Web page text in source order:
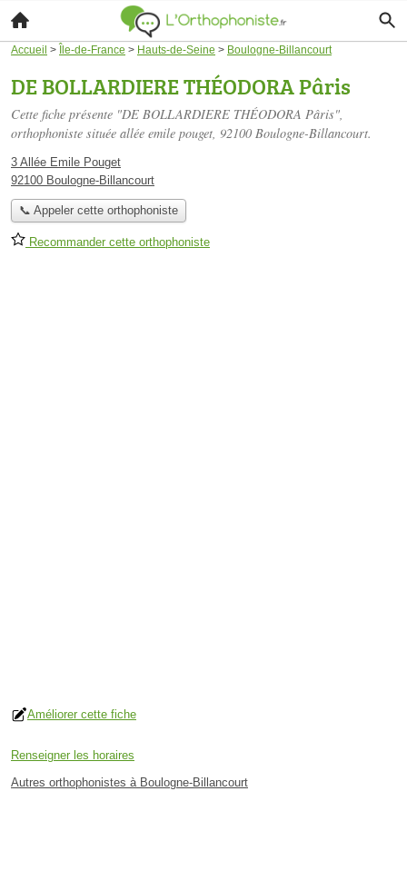
Accueil > Île-de-France > Hauts-de-Seine > Boulogne-Billancourt
DE BOLLARDIERE THÉODORA Pâris
Cette fiche présente "DE BOLLARDIERE THÉODORA Pâris",
orthophoniste située allée emile pouget, 92100 Boulogne-Billancourt.
3 Allée Emile Pouget
92100 Boulogne-Billancourt
📞 Appeler cette orthophoniste
Recommander cette orthophoniste
Améliorer cette fiche
Renseigner les horaires
Autres orthophonistes à Boulogne-Billancourt